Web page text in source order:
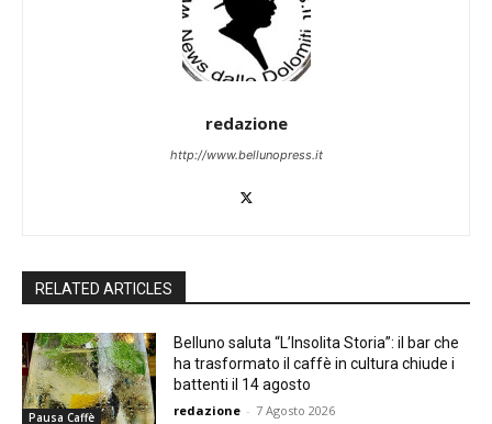
redazione
http://www.bellunopress.it
RELATED ARTICLES
Pausa Caffè
Belluno saluta “L’Insolita Storia”: il bar che
ha trasformato il caffè in cultura chiude i
battenti il 14 agosto
redazione - 7 Agosto 2026